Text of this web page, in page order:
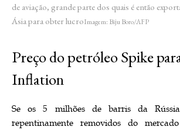
de aviação, grande parte dos quais é então
Ásia para obter lucroImagem: Biju Boro/AFP
Preço do petróleo Spike
Inflation
Se os 5 milhões de barris da
repentinamente removidos do